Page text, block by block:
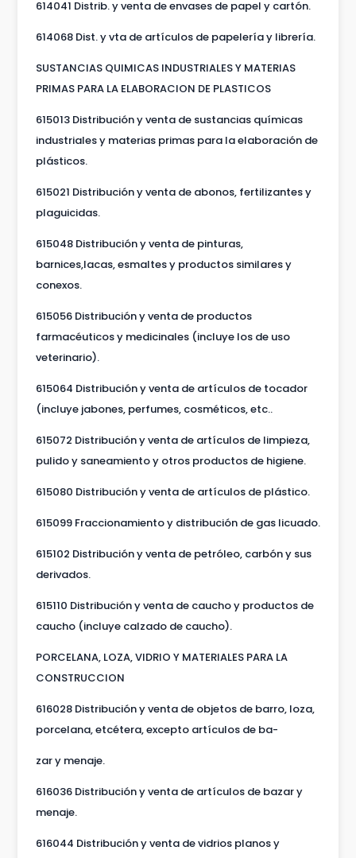
614041 Distrib. y venta de envases de papel y cartón.
614068 Dist. y vta de artículos de papelería y librería.
SUSTANCIAS QUIMICAS INDUSTRIALES Y MATERIAS
PRIMAS PARA LA ELABORACION DE PLASTICOS
615013 Distribución y venta de sustancias químicas
industriales y materias primas para la elaboración de
plásticos.
615021 Distribución y venta de abonos, fertilizantes y
plaguicidas.
615048 Distribución y venta de pinturas,
barnices,lacas, esmaltes y productos similares y
conexos.
615056 Distribución y venta de productos
farmacéuticos y medicinales (incluye los de uso
veterinario).
615064 Distribución y venta de artículos de tocador
(incluye jabones, perfumes, cosméticos, etc..
615072 Distribución y venta de artículos de limpieza,
pulido y saneamiento y otros productos de higiene.
615080 Distribución y venta de artículos de plástico.
615099 Fraccionamiento y distribución de gas licuado.
615102 Distribución y venta de petróleo, carbón y sus
derivados.
615110 Distribución y venta de caucho y productos de
caucho (incluye calzado de caucho).
PORCELANA, LOZA, VIDRIO Y MATERIALES PARA LA
CONSTRUCCION
616028 Distribución y venta de objetos de barro, loza,
porcelana, etcétera, excepto artículos de ba-
zar y menaje.
616036 Distribución y venta de artículos de bazar y
menaje.
616044 Distribución y venta de vidrios planos y